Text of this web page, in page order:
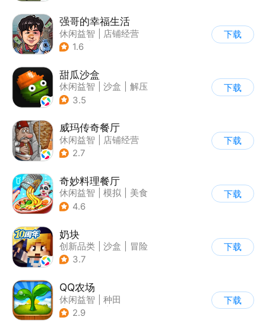
强哥的幸福生活
休闲益智
店铺经营
| 卡通
1.6
下载
甜瓜沙盒
休闲益智 沙盒
解压
| 像素风
3.5
下载
威玛传奇餐厅
休闲益智
店铺经营
| 美食
2.7
下载
奇妙料理餐厅
休闲益智 模拟
美食
| 宝宝巴士
4.6
下载
奶块
创新品类 沙盒
冒险
| 开放世界
3.7
下载
QQ农场
休闲益智
种田
| 田园生活
2.9
下载